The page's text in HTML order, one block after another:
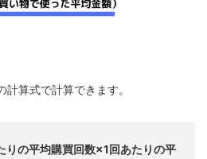
計算式で計算できます。
りの平均購買回数×1回あたりの平